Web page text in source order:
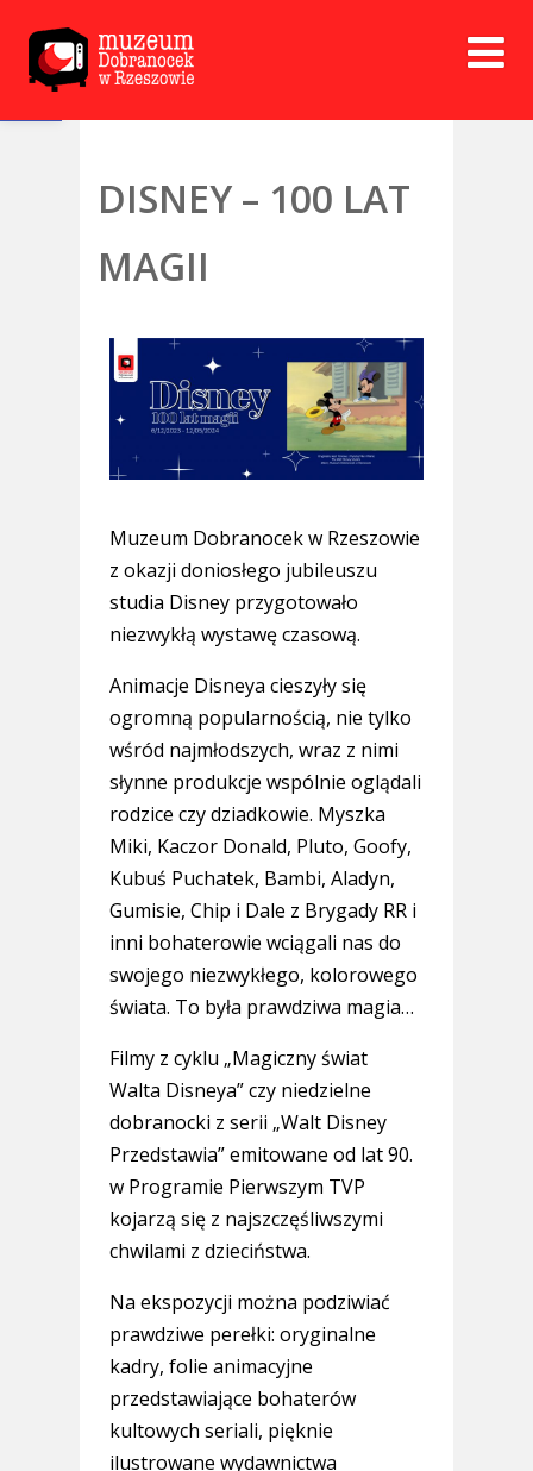
Open toolbar
DISNEY – 100 LAT
MAGII
Muzeum Dobranocek w Rzeszowie
z okazji doniosłego jubileuszu
studia Disney przygotowało
niezwykłą wystawę czasową.
Animacje Disneya cieszyły się
ogromną popularnością, nie tylko
wśród najmłodszych, wraz z nimi
słynne produkcje wspólnie oglądali
rodzice czy dziadkowie. Myszka
Miki, Kaczor Donald, Pluto, Goofy,
Kubuś Puchatek, Bambi, Aladyn,
Gumisie, Chip i Dale z Brygady RR i
inni bohaterowie wciągali nas do
swojego niezwykłego, kolorowego
świata. To była prawdziwa magia…
Filmy z cyklu „Magiczny świat
Walta Disneya” czy niedzielne
dobranocki z serii „Walt Disney
Przedstawia” emitowane od lat 90.
w Programie Pierwszym TVP
kojarzą się z najszczęśliwszymi
chwilami z dzieciństwa.
Na ekspozycji można podziwiać
prawdziwe perełki: oryginalne
kadry, folie animacyjne
przedstawiające bohaterów
kultowych seriali, pięknie
ilustrowane wydawnictwa